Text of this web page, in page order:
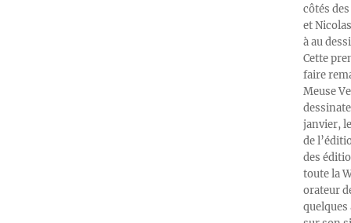
côtés
et
à au
Cette
faire
Meuse
janvier,
de
des
toute la
orateur